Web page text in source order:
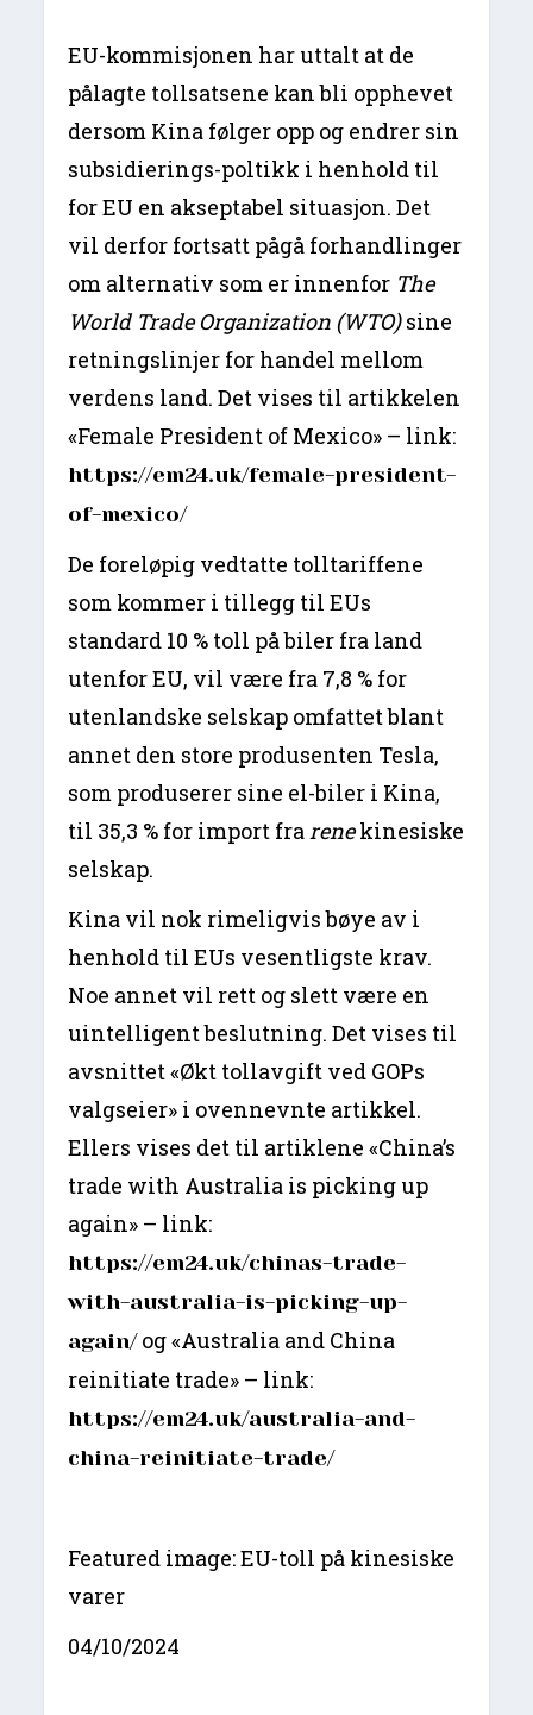
EU-kommisjonen har uttalt at de
pålagte tollsatsene kan bli opphevet
dersom Kina følger opp og endrer sin
subsidierings-poltikk i henhold til
for EU en akseptabel situasjon. Det
vil derfor fortsatt pågå forhandlinger
om alternativ som er innenfor The
World Trade Organization (WTO)sine
retningslinjer for handel mellom
verdens land. Det vises til artikkelen
«Female President of Mexico» – link:
https://em24.uk/female-president-
of-mexico/
De foreløpig vedtatte tolltariffene
som kommer i tillegg til EUs
standard 10 % toll på biler fra land
utenfor EU, vil være fra 7,8 % for
utenlandske selskap omfattet blant
annet den store produsenten Tesla,
som produserer sine el-biler i Kina,
til 35,3 % for import frarenekinesiske
selskap.
Kina vil nok rimeligvis bøye av i
henhold til EUs vesentligste krav.
Noe annet vil rett og slett være en
uintelligent beslutning. Det vises til
avsnittet «Økt tollavgift ved GOPs
valgseier» i ovennevnte artikkel.
Ellers vises det til artiklene «China’s
trade with Australia is picking up
again» – link:
https://em24.uk/chinas-trade-
with-australia-is-picking-up-
again/og «Australia and China
reinitiate trade» – link:
https://em24.uk/australia-and-
china-reinitiate-trade/
Featured image: EU-toll på kinesiske
varer
04/10/2024